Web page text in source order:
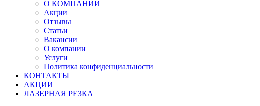
О КОМПАНИИ
Акции
Отзывы
Статьи
Вакансии
О компании
Услуги
Политика конфиденциальности
КОНТАКТЫ
АКЦИИ
ЛАЗЕРНАЯ РЕЗКА